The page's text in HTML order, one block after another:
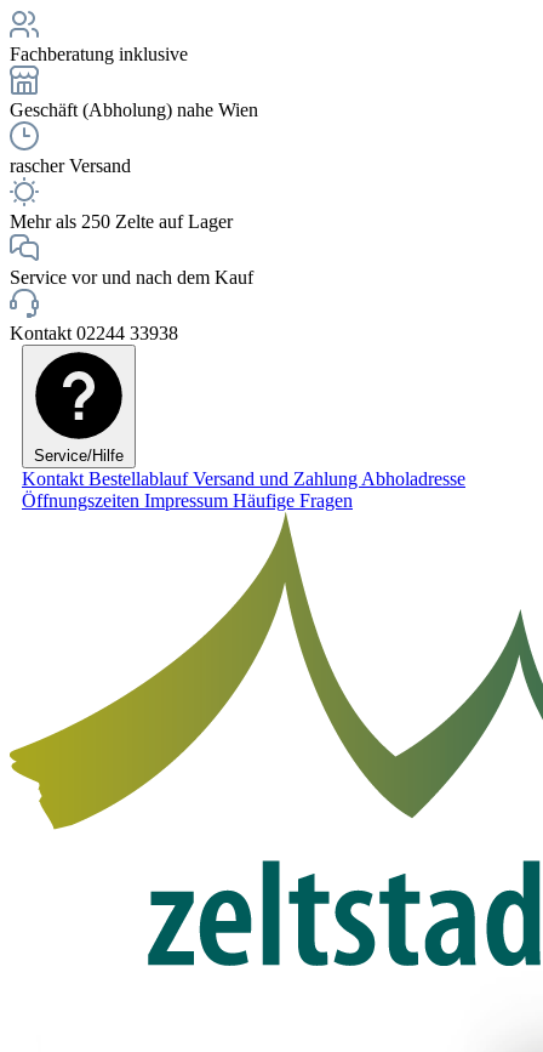
Fachberatung inklusive
Geschäft (Abholung) nahe Wien
rascher Versand
Mehr als 250 Zelte auf Lager
Service vor und nach dem Kauf
Kontakt 02244 33938
Service/Hilfe
Kontakt BestellablaufVersand und Zahlung Abholadresse
Öffnungszeiten Impressum Häufige Fragen